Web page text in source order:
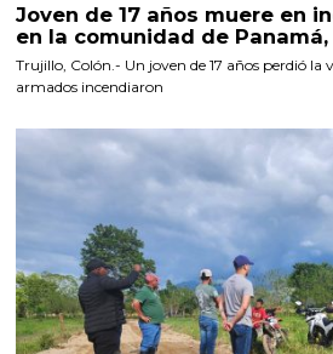
Joven de 17 años muere en
en la comunidad de
Trujillo, Colón.- Un joven de 17 años perdió la
armados incendiaron